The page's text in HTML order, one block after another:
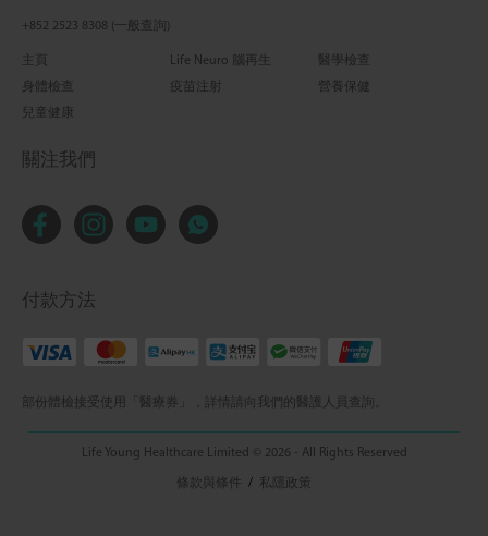
+852 2523 8308 (一般查詢)
主頁 Life Neuro 腦再生
醫學檢查
身體檢查
疫苗注射
營養保健
兒童健康
關注我們
付款方法
部份體檢接受使用「醫療券」，詳情請向我們的醫護人員查詢。
Life Young Healthcare Limited © 2026 - All Rights Reserved
條款與條件 / 私隱政策